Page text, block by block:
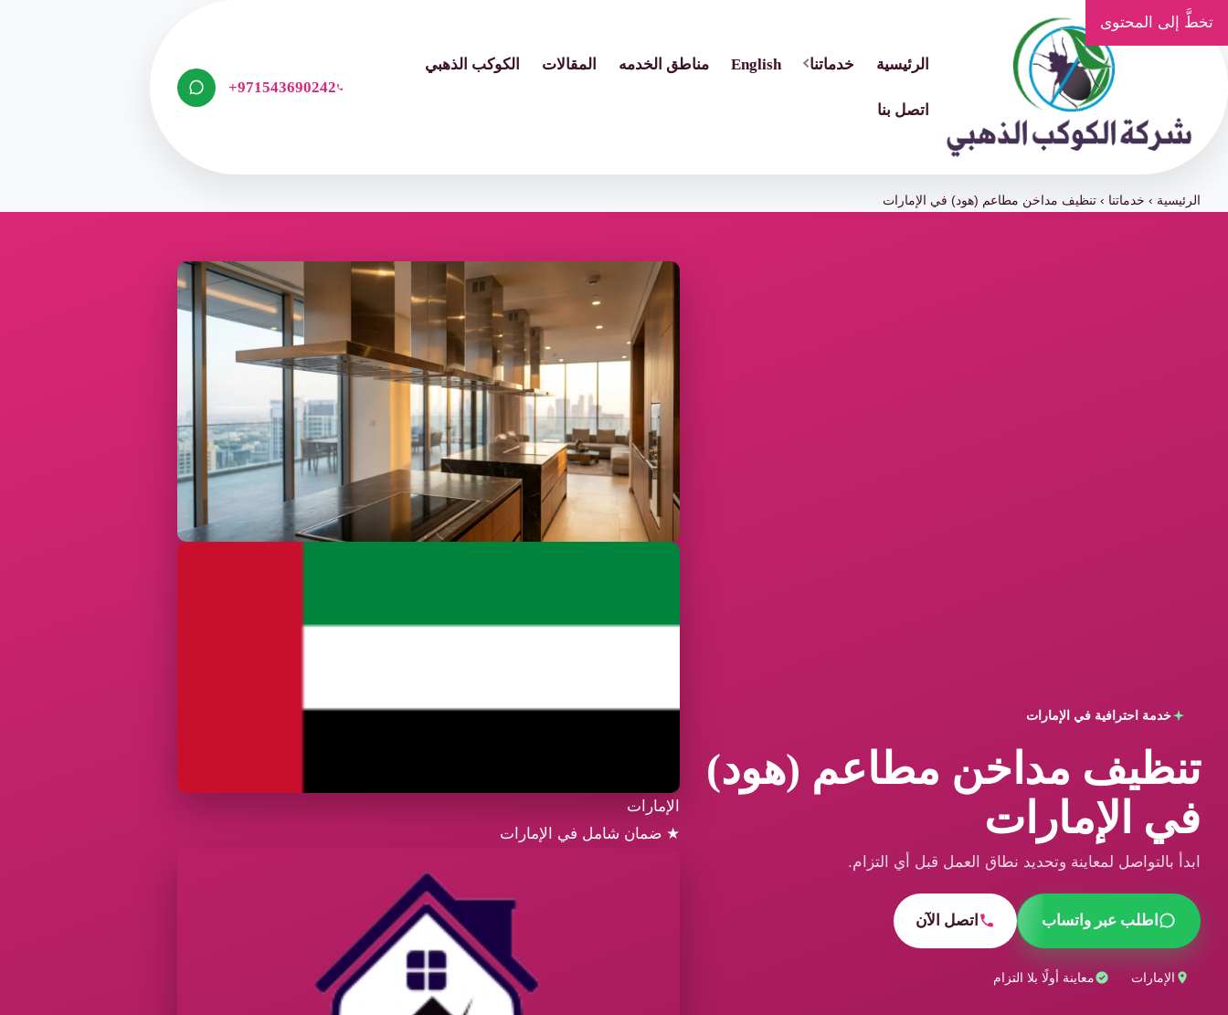
تخطَّ إلى المحتوى
الرئيسية خدماتنا English مناطق الخدمه المقالات الكوكب الذهبي
اتصل بنا
+971543690242
الرئيسية › خدماتنا › تنظيف مداخن مطاعم (هود) في الإمارات
خدمة احترافية في الإمارات
تنظيف مداخن مطاعم (هود)
في الإمارات
ابدأ بالتواصل لمعاينة وتحديد نطاق العمل قبل أي التزام.
اطلب عبر واتساب اتصل الآن
الإمارات معاينة أولًا بلا التزام
الإمارات
★ ضمان شامل في الإمارات